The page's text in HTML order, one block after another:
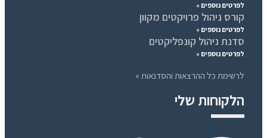
לפרטים נוספים »
קורס ניהול פרויקטים מקוון
לפרטים נוספים »
סדנת ניהול קונפליקטים
לפרטים נוספים »
לרשימת כל ההרצאות והסדנאות »
הלקוחות שלי